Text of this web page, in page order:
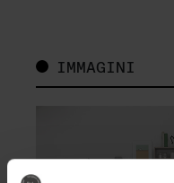
IMMAGINI